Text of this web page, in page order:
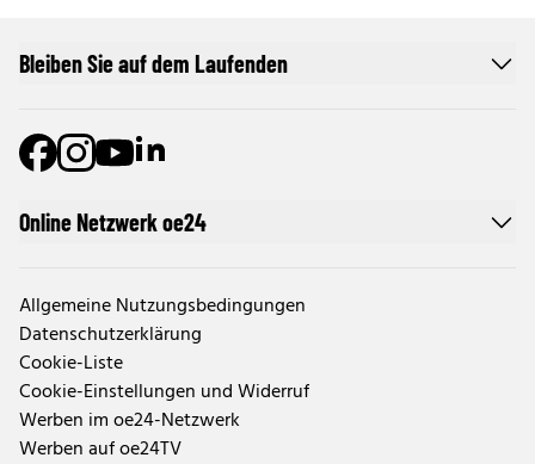
Online Netzwerk oe24
Allgemeine Nutzungsbedingungen
Datenschutzerklärung
Cookie-Liste
Cookie-Einstellungen und Widerruf
Werben im oe24-Netzwerk
Werben auf oe24TV
Bleiben Sie auf dem Laufenden